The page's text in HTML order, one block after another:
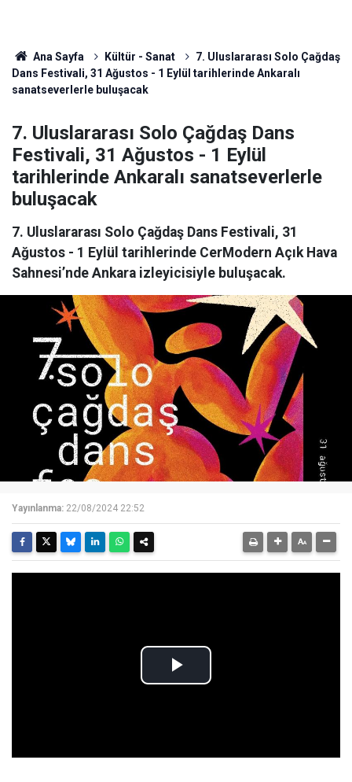
Ana Sayfa Kültür - Sanat
7. Uluslararası Solo Çağdaş
Dans Festivali, 31 Ağustos - 1 Eylül tarihlerinde Ankaralı
sanatseverlerle buluşacak
7. Uluslararası Solo Çağdaş Dans
Festivali, 31 Ağustos - 1 Eylül
tarihlerinde Ankaralı sanatseverlerle
buluşacak
7. Uluslararası Solo Çağdaş Dans Festivali, 31
Ağustos - 1 Eylül tarihlerinde CerModern Açık Hava
Sahnesi’nde Ankara izleyicisiyle buluşacak.
Yayınlanma: 22/08/2024 22:52